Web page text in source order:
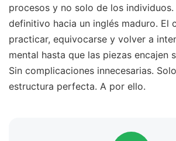
procesos y no solo de los individuos.
definitivo hacia un inglés maduro. El
practicar, equivocarse y volver a
mental hasta que las piezas encajen
Sin complicaciones innecesarias.
estructura perfecta. A por ello.